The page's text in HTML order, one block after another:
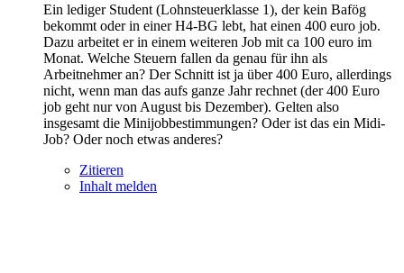
Ein lediger Student (Lohnsteuerklasse 1), der kein Bafög
bekommt oder in einer H4-BG lebt, hat einen 400 euro job.
Dazu arbeitet er in einem weiteren Job mit ca 100 euro im
Monat. Welche Steuern fallen da genau für ihn als
Arbeitnehmer an? Der Schnitt ist ja über 400 Euro, allerdings
nicht, wenn man das aufs ganze Jahr rechnet (der 400 Euro
job geht nur von August bis Dezember). Gelten also
insgesamt die Minijobbestimmungen? Oder ist das ein Midi-
Job? Oder noch etwas anderes?
Zitieren
Inhalt melden